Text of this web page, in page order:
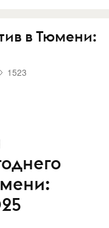
в Тюмени:
1523